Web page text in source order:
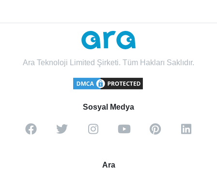
Ara Teknoloji Limited Şirketi. Tüm Hakları Saklıdır.
Sosyal Medya
Ara